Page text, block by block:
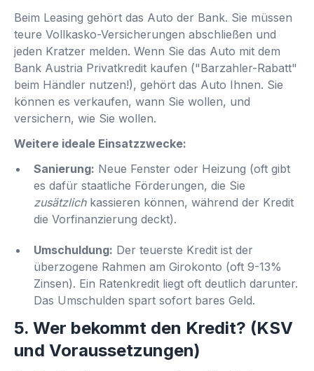
Beim Leasing gehört das Auto der Bank. Sie müssen
teure Vollkasko-Versicherungen abschließen und
jeden Kratzer melden. Wenn Sie das Auto mit dem
Bank Austria Privatkredit kaufen ("Barzahler-Rabatt"
beim Händler nutzen!), gehört das Auto Ihnen. Sie
können es verkaufen, wann Sie wollen, und
versichern, wie Sie wollen.
Weitere ideale Einsatzzwecke:
Sanierung: Neue Fenster oder Heizung (oft gibt
es dafür staatliche Förderungen, die Sie
zusätzlichkassieren können, während der Kredit
die Vorfinanzierung deckt).
Umschuldung: Der teuerste Kredit ist der
überzogene Rahmen am Girokonto (oft 9-13%
Zinsen). Ein Ratenkredit liegt oft deutlich darunter.
Das Umschulden spart sofort bares Geld.
5. Wer bekommt den Kredit? (KSV
und Voraussetzungen)